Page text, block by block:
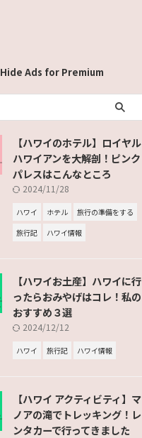
Hide Ads for Premium
【ハワイのホテル】ロイヤル
ハワイアンを大解剖！ピンク
パレスはこんなところ
2024/11/28
ハワイ ホテル
旅行の準備をする
旅行記
ハワイ情報
【ハワイお土産】ハワイに行
ったらおみやげはコレ！私の
おすすめ３選
2024/12/12
ハワイ 旅行記 ハワイ情報
【ハワイ アクティビティ】マ
ノアの滝でトレッキング！レ
ンタカーで行ってきました